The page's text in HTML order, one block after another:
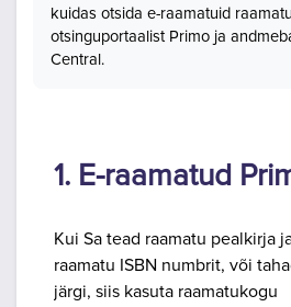
kuidas otsida e-raamatuid
otsinguportaalist Primo ja
Central.
1. E-raamatud
Kui Sa tead raamatu pealkirja
raamatu ISBN numbrit, või
järgi, siis kasuta raamatukogu